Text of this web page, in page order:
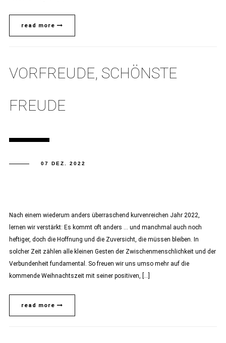
read more
VORFREUDE, SCHÖNSTE
FREUDE
07 DEZ. 2022
Nach einem wiederum anders überraschend kurvenreichen Jahr 2022,
lernen wir verstärkt: Es kommt oft anders … und manchmal auch noch
heftiger, doch die Hoffnung und die Zuversicht, die müssen bleiben. In
solcher Zeit zählen alle kleinen Gesten der Zwischenmenschlichkeit und der
Verbundenheit fundamental. So freuen wir uns umso mehr auf die
kommende Weihnachtszeit mit seiner positiven, […]
read more